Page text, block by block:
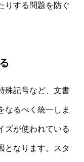
りする問題を防ぐ
殊記号など、文書
なるべく統一しま
ズが使われている
となります。スタ